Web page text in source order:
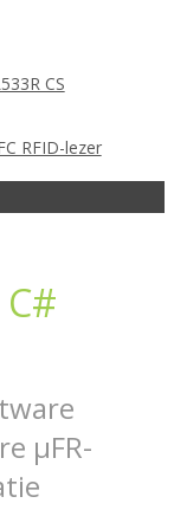
CS
RFID-lezer
μFR-